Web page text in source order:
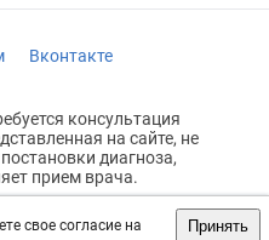
свое согласие на
Принять
Вконтакте
консультация
на сайте, не
диагноза,
прием врача.